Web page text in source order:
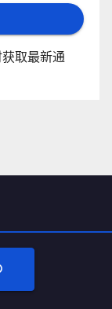
取最新通